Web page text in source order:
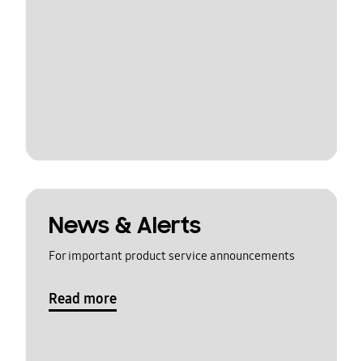
News & Alerts
For important product service announcements
Read more